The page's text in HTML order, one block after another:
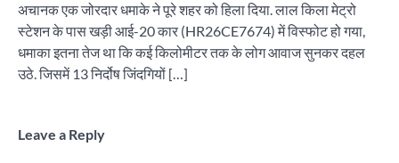
अचानक एक जोरदार धमाके ने पूरे शहर को हिला दिया. लाल किला मेट्रो
स्टेशन के पास खड़ी आई-20 कार (HR26CE7674) में विस्फोट हो गया,
धमाका इतना तेज था कि कई किलोमीटर तक के लोग आवाज सुनकर दहल
उठे. जिसमें 13 निर्दोष जिंदगियों […]
Leave a Reply